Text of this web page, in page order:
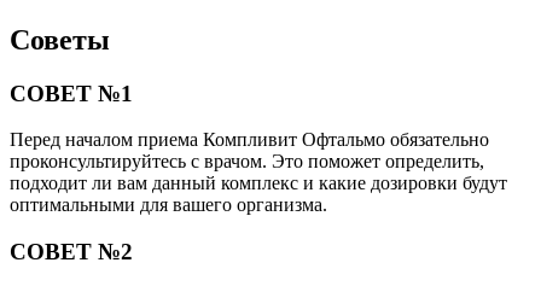
Советы
СОВЕТ №1
Перед началом приема Компливит Офтальмо обязательно
проконсультируйтесь с врачом. Это поможет определить,
подходит ли вам данный комплекс и какие дозировки будут
оптимальными для вашего организма.
СОВЕТ №2